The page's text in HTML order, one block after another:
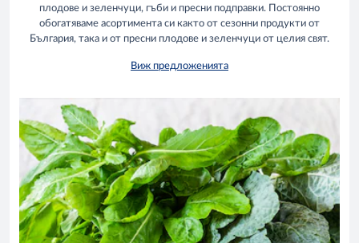
плодове и зеленчуци, гъби и пресни подправки. Постоянно
обогатяваме асортимента си както от сезонни продукти от
България, така и от пресни плодове и зеленчуци от целия свят.
Виж предложенията